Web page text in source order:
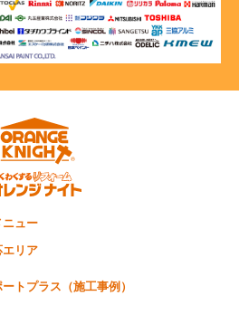
ニュー
リア
トプラス（施工事例）